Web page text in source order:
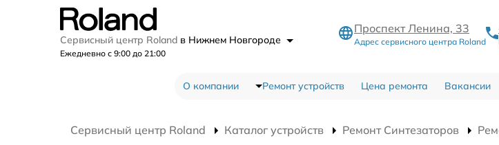
Сервисный центр Roland в Нижнем Новгороде
Ежедневно с 9:00 до 21:00
Проспект Ленина, 33
Адрес сервисного центра Roland
О компании Ремонт устройств Цена ремонта Вакансии
Сервисный центр Roland Каталог устройств Ремонт Синтезаторов